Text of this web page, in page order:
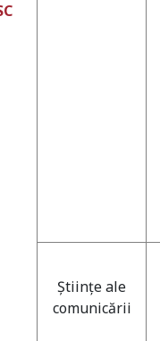
Ştiinţe ale
comunicării